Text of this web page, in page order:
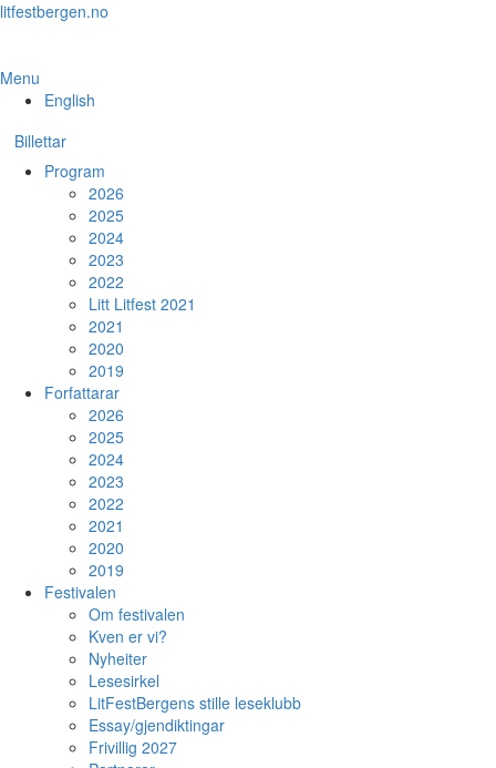
Skip
content
litfestbergen.no
Menu
English
Billettar
Program
2026
2025
2024
2023
2022
Litt Litfest 2021
2021
2020
2019
Forfattarar
2026
2025
2024
2023
2022
2021
2020
2019
Festivalen
Om festivalen
Kven er vi?
Nyheiter
Lesesirkel
LitFestBergens stille leseklubb
Essay/gjendiktingar
Frivillig 2027